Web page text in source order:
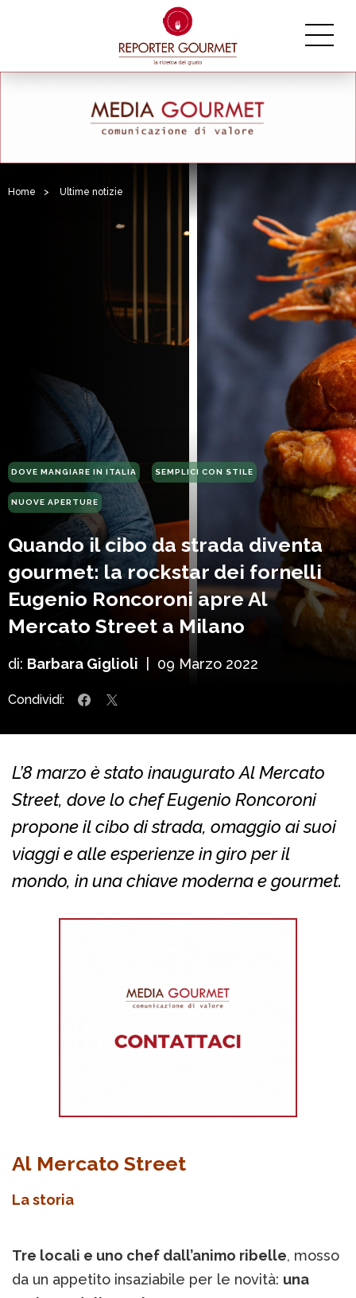
Home > Ultime notizie
DOVE MANGIARE IN ITALIA SEMPLICI CON STILE
NUOVE APERTURE
Quando il cibo da strada diventa
gourmet: la rockstar dei fornelli
Eugenio Roncoroni apre Al
Mercato Street a Milano
di: Barbara Giglioli 09 Marzo 2022
Condividi:
L’8 marzo è stato inaugurato Al Mercato
Street, dove lo chef Eugenio Roncoroni
propone il cibo di strada, omaggio ai suoi
viaggi e alle esperienze in giro per il
mondo, in una chiave moderna e gourmet.
Al Mercato Street
La storia
Tre locali e uno chef dall’animo ribelle, mosso
da un appetito insaziabile per le novità: una